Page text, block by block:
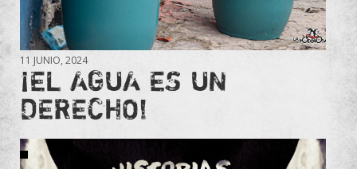
11 JUNIO, 2024
¡EL AGUA ES UN
DERECHO!